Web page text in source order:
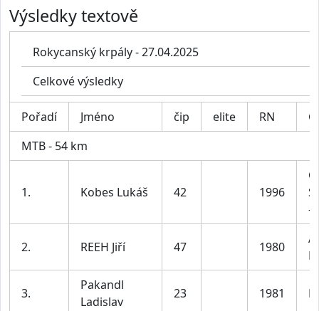
Výsledky textově
Rokycanský krpály - 27.04.2025
Celkové výsledky
Pořadí Jméno čip elite RN
MTB - 54 km
1. Kobes Lukáš 42 1996
-
2. REEH Jiří 47 1980
3.
Pakandl
Ladislav
23 1981